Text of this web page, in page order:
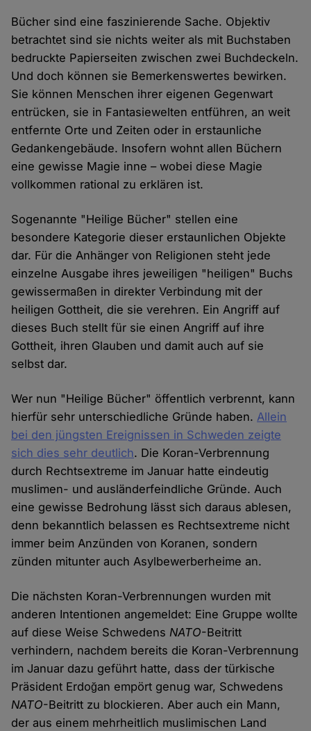
Bücher sind eine faszinierende Sache. Objektiv
betrachtet sind sie nichts weiter als mit Buchstaben
bedruckte Papierseiten zwischen zwei Buchdeckeln.
Und doch können sie Bemerkenswertes bewirken.
Sie können Menschen ihrer eigenen Gegenwart
entrücken, sie in Fantasiewelten entführen, an weit
entfernte Orte und Zeiten oder in erstaunliche
Gedankengebäude. Insofern wohnt allen Büchern
eine gewisse Magie inne – wobei diese Magie
vollkommen rational zu erklären ist.
Sogenannte "Heilige Bücher" stellen eine
besondere Kategorie dieser erstaunlichen Objekte
dar. Für die Anhänger von Religionen steht jede
einzelne Ausgabe ihres jeweiligen "heiligen" Buchs
gewissermaßen in direkter Verbindung mit der
heiligen Gottheit, die sie verehren. Ein Angriff auf
dieses Buch stellt für sie einen Angriff auf ihre
Gottheit, ihren Glauben und damit auch auf sie
selbst dar.
Wer nun "Heilige Bücher" öffentlich verbrennt, kann
hierfür sehr unterschiedliche Gründe haben.Allein
bei den jüngsten Ereignissen in Schweden zeigte
sich dies sehr deutlich. Die Koran-Verbrennung
durch Rechtsextreme im Januar hatte eindeutig
muslimen- und ausländerfeindliche Gründe. Auch
eine gewisse Bedrohung lässt sich daraus ablesen,
denn bekanntlich belassen es Rechtsextreme nicht
immer beim Anzünden von Koranen, sondern
zünden mitunter auch Asylbewerberheime an.
Die nächsten Koran-Verbrennungen wurden mit
anderen Intentionen angemeldet: Eine Gruppe wollte
auf diese Weise SchwedensNATO-Beitritt
verhindern, nachdem bereits die Koran-Verbrennung
im Januar dazu geführt hatte, dass der türkische
Präsident Erdoğan empört genug war, Schwedens
NATO-Beitritt zu blockieren. Aber auch ein Mann,
der aus einem mehrheitlich muslimischen Land